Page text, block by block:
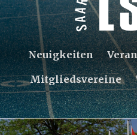
Neuigkeiten
Mitgliedsvereine